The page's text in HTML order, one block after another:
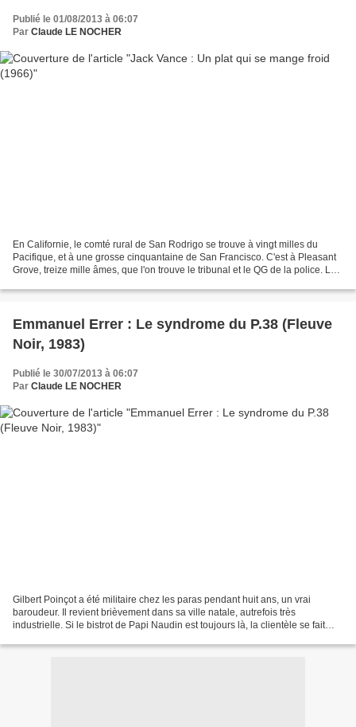
Publié le 01/08/2013 à 06:07
Par Claude LE NOCHER
En Californie, le comté rural de San Rodrigo se trouve à vingt milles du
Pacifique, et à une grosse cinquantaine de San Francisco. C'est à Pleasant
Grove, treize mille âmes, que l'on trouve le tribunal et le QG de la police. Le
Emmanuel Errer : Le syndrome du P.38 (Fleuve
Noir, 1983)
Publié le 30/07/2013 à 06:07
Par Claude LE NOCHER
Gilbert Poinçot a été militaire chez les paras pendant huit ans, un vrai
baroudeur. Il revient brièvement dans sa ville natale, autrefois très
industrielle. Si le bistrot de Papi Naudin est toujours là, la clientèle se fait